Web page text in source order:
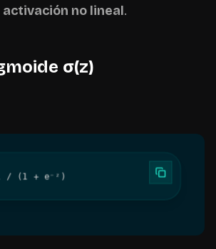
no lineal.
σ(z)
/ (1 + e⁻ᶻ)